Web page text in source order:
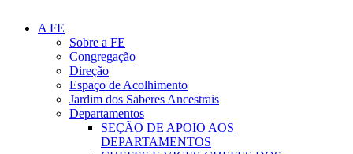
A FE
Sobre a FE
Congregação
Direção
Espaço de Acolhimento
Jardim dos Saberes Ancestrais
Departamentos
SEÇÃO DE APOIO AOS
DEPARTAMENTOS